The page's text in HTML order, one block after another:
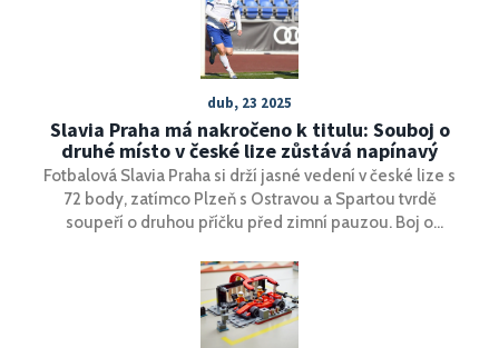
a přehlídky historických vojenských vozidel.
dub, 23 2025
Slavia Praha má nakročeno k titulu: Souboj o
druhé místo v české lize zůstává napínavý
Fotbalová Slavia Praha si drží jasné vedení v české lize s
72 body, zatímco Plzeň s Ostravou a Spartou tvrdě
soupeří o druhou příčku před zimní pauzou. Boj o
část míří do finiše.